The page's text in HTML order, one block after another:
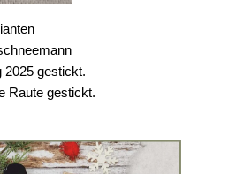
2025 gestickt.
Raute gestickt.